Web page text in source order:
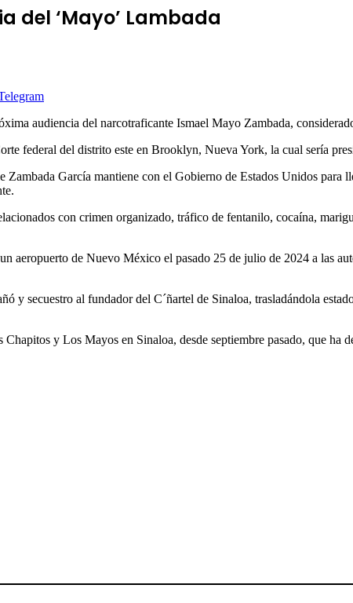
del ‘Mayo’ Lambada
audiencia del narcotraficante Ismael Mayo Zambada,
federal del distrito este en Brooklyn, Nueva York, la cual sería
García mantiene con el Gobierno de Estados Unidos para
con crimen organizado, tráfico de fentanilo, cocaína,
aeropuerto de Nuevo México el pasado 25 de julio de 2024 a las
y secuestro al fundador del C´ñartel de Sinaloa, trasladándola
y Los Mayos en Sinaloa, desde septiembre pasado, que ha